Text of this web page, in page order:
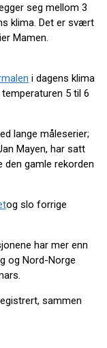
seg mellom 3
klima. Det er svært
Mamen.
i dagens klima
5 til 6
lange måleserier;
Mayen, har satt
den gamle rekorden
og slo forrige
har mer enn
og Nord-Norge
sammen